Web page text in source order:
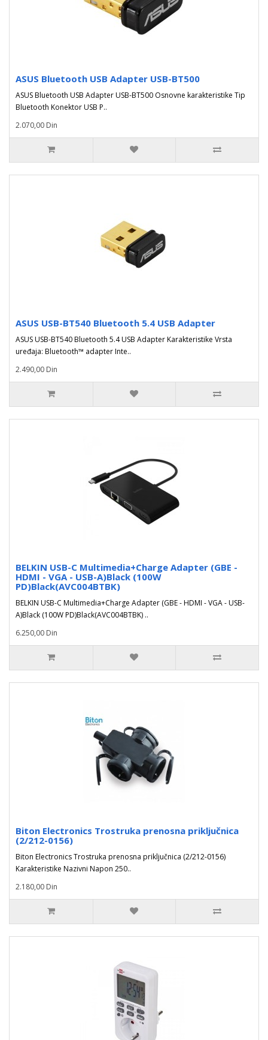
ASUS Bluetooth USB Adapter USB-BT500
ASUS Bluetooth USB Adapter USB-BT500 Osnovne karakteristike Tip
Bluetooth Konektor USB P..
2.070,00 Din
ASUS USB-BT540 Bluetooth 5.4 USB Adapter
ASUS USB-BT540 Bluetooth 5.4 USB Adapter Karakteristike Vrsta
uređaja: Bluetooth™ adapter Inte..
2.490,00 Din
BELKIN USB-C Multimedia+Charge Adapter (GBE -
HDMI - VGA - USB-A)Black (100W
PD)Black(AVC004BTBK)
BELKIN USB-C Multimedia+Charge Adapter (GBE - HDMI - VGA - USB-
A)Black (100W PD)Black(AVC004BTBK) ..
6.250,00 Din
Biton Electronics Trostruka prenosna priključnica
(2/212-0156)
Biton Electronics Trostruka prenosna priključnica (2/212-0156)
Karakteristike Nazivni Napon 250..
2.180,00 Din